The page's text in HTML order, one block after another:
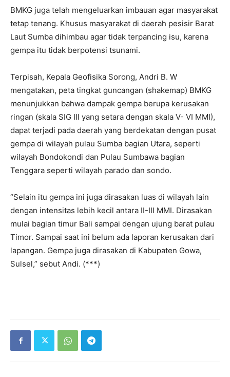
BMKG juga telah mengeluarkan imbauan agar masyarakat
tetap tenang. Khusus masyarakat di daerah pesisir Barat
Laut Sumba dihimbau agar tidak terpancing isu, karena
gempa itu tidak berpotensi tsunami.
Terpisah, Kepala Geofisika Sorong, Andri B. W
mengatakan, peta tingkat guncangan (shakemap) BMKG
menunjukkan bahwa dampak gempa berupa kerusakan
ringan (skala SIG III yang setara dengan skala V- VI MMI),
dapat terjadi pada daerah yang berdekatan dengan pusat
gempa di wilayah pulau Sumba bagian Utara, seperti
wilayah Bondokondi dan Pulau Sumbawa bagian
Tenggara seperti wilayah parado dan sondo.
“Selain itu gempa ini juga dirasakan luas di wilayah lain
dengan intensitas lebih kecil antara II-III MMI. Dirasakan
mulai bagian timur Bali sampai dengan ujung barat pulau
Timor. Sampai saat ini belum ada laporan kerusakan dari
lapangan. Gempa juga dirasakan di Kabupaten Gowa,
Sulsel,” sebut Andi. (***)